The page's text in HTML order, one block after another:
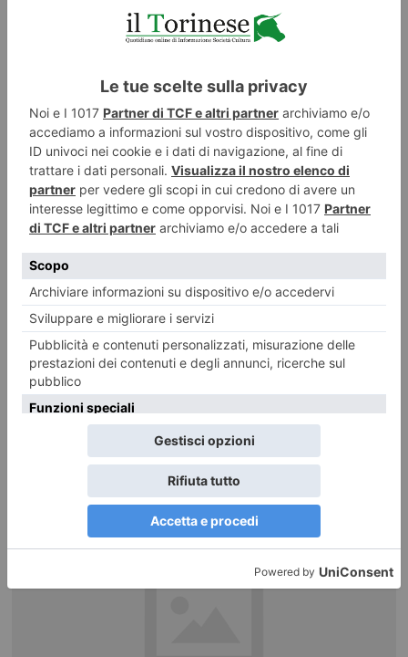
Festa in piazza Vittorio: per San Giovanni tornano i droni
Sarà il ” superamento dei limiti” il filo conduttore della San Giovanni Night
Experience, la tradizionale